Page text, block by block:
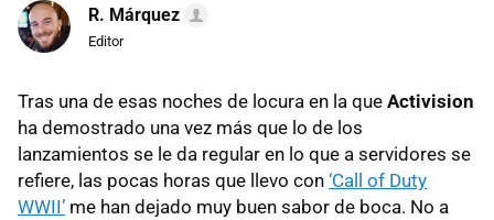
R. Márquez
Editor
Tras una de esas noches de locura en la que Activision
ha demostrado una vez más que lo de los
lanzamientos se le da regular en lo que a servidores se
refiere, las pocas horas que llevo con ‘Call of Duty
WWII’ me han dejado muy buen sabor de boca. No a